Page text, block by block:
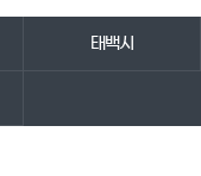
태백시